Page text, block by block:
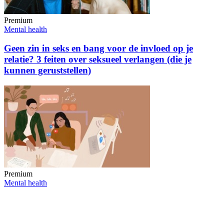
Premium
Mental health
Geen zin in seks en bang voor de invloed op je
relatie? 3 feiten over seksueel verlangen (die je
kunnen geruststellen)
Premium
Mental health